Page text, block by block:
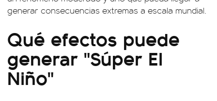
generar consecuencias extremas a escala mundial.
Qué efectos puede
generar "Súper El
Niño"